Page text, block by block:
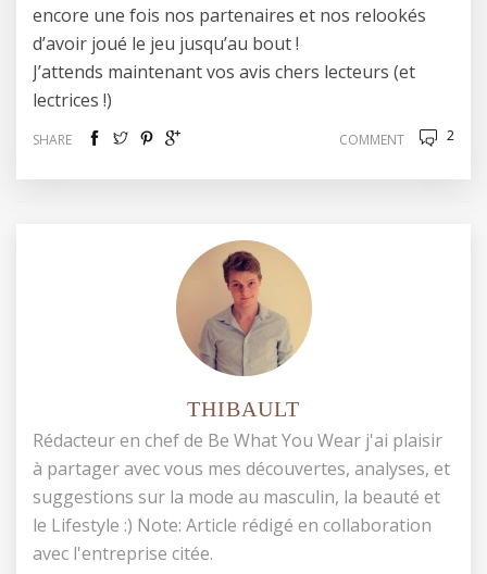
encore une fois nos partenaires et nos relookés
d’avoir joué le jeu jusqu’au bout !
J’attends maintenant vos avis chers lecteurs (et
lectrices !)
SHARE COMMENT 2
THIBAULT
Rédacteur en chef de Be What You Wear j'ai plaisir
à partager avec vous mes découvertes, analyses, et
suggestions sur la mode au masculin, la beauté et
le Lifestyle :) Note: Article rédigé en collaboration
avec l'entreprise citée.